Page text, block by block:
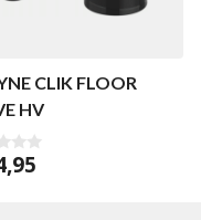
CLIK FLOOR
HV